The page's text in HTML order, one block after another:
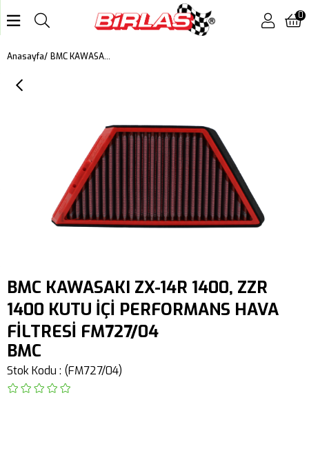
0
Anasayfa BMC KAWASAKI ZX-14R 1400, ZZR 1400 KUTU İÇİ PERFORMANS HAVA FİLTRESİ FM727/04
BMC KAWASAKI ZX-14R 1400, ZZR
1400 KUTU İÇİ PERFORMANS HAVA
FİLTRESİ FM727/04
BMC
Stok Kodu (FM727/04)